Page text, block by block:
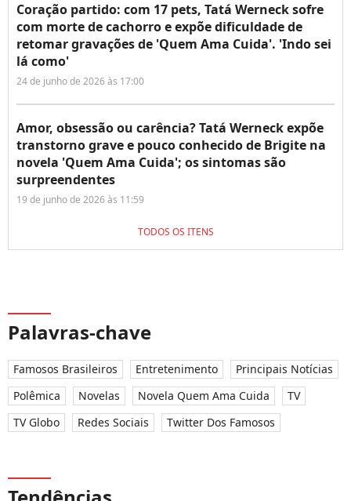
Coração partido: com 17 pets, Tatá Werneck sofre
com morte de cachorro e expõe dificuldade de
retomar gravações de 'Quem Ama Cuida'. 'Indo sei
lá como'
24 de junho de 2026 às 17:00
Amor, obsessão ou carência? Tatá Werneck expõe
transtorno grave e pouco conhecido de Brigite na
novela 'Quem Ama Cuida'; os sintomas são
surpreendentes
19 de junho de 2026 às 11:59
TODOS OS ITENS
Palavras-chave
Famosos Brasileiros Entretenimento
Principais Notícias
Polêmica
Novelas Novela Quem Ama Cuida
TV
TV Globo
Redes Sociais Twitter Dos Famosos